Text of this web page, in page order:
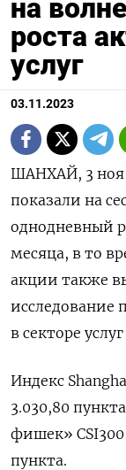
на
роста
услуг
03.11.2023
ШАНХАЙ, 3 ноя
показали на
однодневный
месяца, в то
акции также
исследование
в секторе
Индекс
3.030,80
фишек» CSI300
пункта.